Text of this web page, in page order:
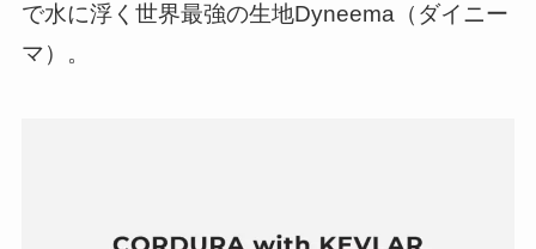
で水に浮く世界最強の生地Dyneema（ダイニー
マ）。